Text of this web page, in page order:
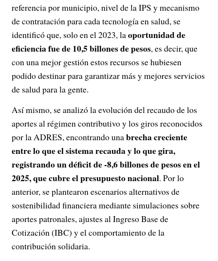
referencia por municipio, nivel de la IPS y mecanismo
de contratación para cada tecnología en salud, se
identificó que, solo en el 2023, laoportunidad de
eficiencia fue de 10,5 billones de pesos, es decir, que
con una mejor gestión estos recursos se hubiesen
podido destinar para garantizar más y mejores servicios
de salud para la gente.
Así mismo, se analizó la evolución del recaudo de los
aportes al régimen contributivo y los giros reconocidos
por la ADRES, encontrando unabrecha creciente
entre lo que el sistema recauda y lo que gira,
registrando un déficit de -8,6 billones de pesos en el
2025, que cubre el presupuesto nacional. Por lo
anterior, se plantearon escenarios alternativos de
sostenibilidad financiera mediante simulaciones sobre
aportes patronales, ajustes al Ingreso Base de
Cotización (IBC) y el comportamiento de la
contribución solidaria.